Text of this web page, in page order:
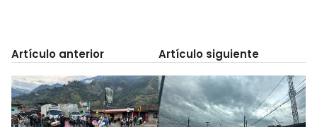
Artículo anterior Artículo siguiente